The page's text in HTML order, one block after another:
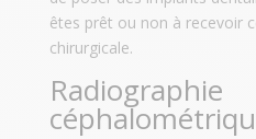
êtes prêt ou non à recevoir
chirurgicale.
Radiographie